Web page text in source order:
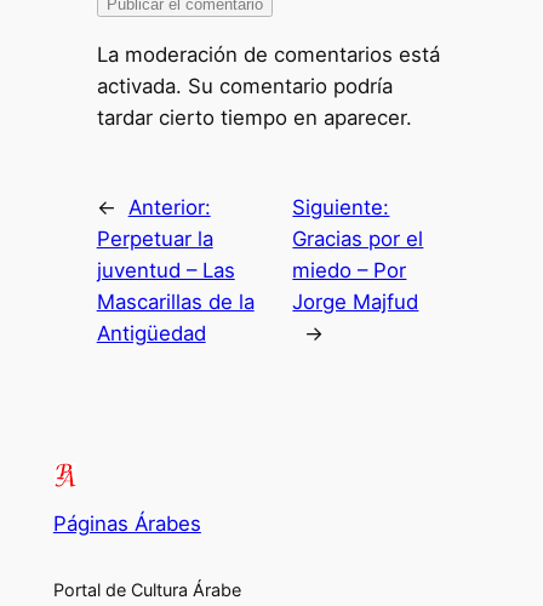
La moderación de comentarios está
activada. Su comentario podría
tardar cierto tiempo en aparecer.
← Anterior:
Perpetuar la
juventud – Las
Mascarillas de la
Antigüedad
Siguiente:
Gracias por el
miedo – Por
Jorge Majfud
→
Páginas Árabes
Portal de Cultura Árabe